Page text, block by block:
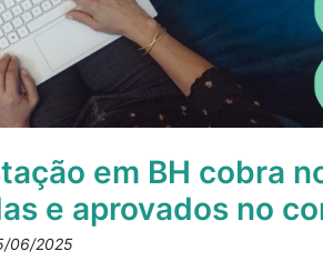
em BH cobra
e aprovados no
06/2025